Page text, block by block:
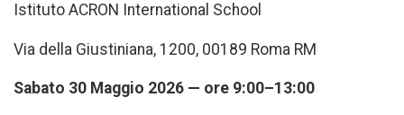
Istituto ACRON International School
Via della Giustiniana, 1200, 00189 Roma RM
Sabato 30 Maggio 2026 — ore 9:00–13:00